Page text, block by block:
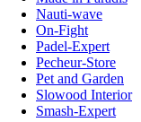
Nauti-wave
On-Fight
Padel-Expert
Pecheur-Store
Pet and Garden
Slowood Interior
Smash-Expert